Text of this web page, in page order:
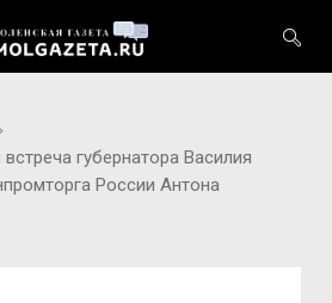
губернатора Василия
России Антона